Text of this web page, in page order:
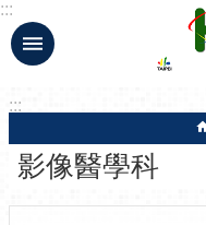
跳到主要內容區塊
:::
:::
影像醫學科